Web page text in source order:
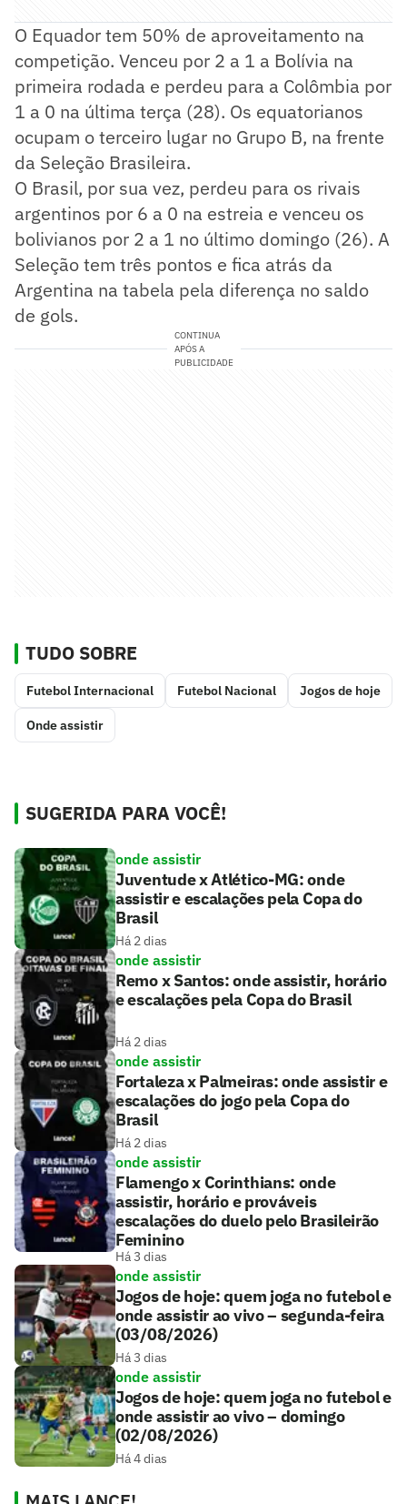
O Equador tem 50% de aproveitamento na
competição. Venceu por 2 a 1 a Bolívia na
primeira rodada e perdeu para a Colômbia por
1 a 0 na última terça (28). Os equatorianos
ocupam o terceiro lugar no Grupo B, na frente
da Seleção Brasileira.
O Brasil, por sua vez, perdeu para os rivais
argentinos por 6 a 0 na estreia e venceu os
bolivianos por 2 a 1 no último domingo (26). A
Seleção tem três pontos e fica atrás da
Argentina na tabela pela diferença no saldo
de gols.
CONTINUA
APÓS A
PUBLICIDADE
TUDO SOBRE
Futebol Internacional Futebol Nacional Jogos de hoje
Onde assistir
SUGERIDA PARA VOCÊ!
onde assistir
Juventude x Atlético-MG: onde
assistir e escalações pela Copa do
Brasil
Há 2 dias
onde assistir
Remo x Santos: onde assistir, horário
e escalações pela Copa do Brasil
Há 2 dias
onde assistir
Fortaleza x Palmeiras: onde assistir e
escalações do jogo pela Copa do
Brasil
Há 2 dias
onde assistir
Flamengo x Corinthians: onde
assistir, horário e prováveis
escalações do duelo pelo Brasileirão
Feminino
Há 3 dias
onde assistir
Jogos de hoje: quem joga no futebol e
onde assistir ao vivo – segunda-feira
(03/08/2026)
Há 3 dias
onde assistir
Jogos de hoje: quem joga no futebol e
onde assistir ao vivo – domingo
(02/08/2026)
Há 4 dias